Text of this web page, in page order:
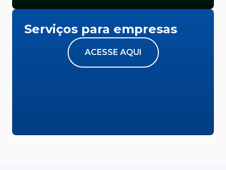
Serviços para empresas
ACESSE AQUI